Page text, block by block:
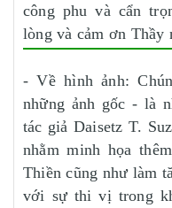
công phu và cẩn
lòng và cảm ơn Thầy
- Về hình ảnh:
những ảnh gốc - là
tác giả Daisetz T.
nhằm minh họa
Thiền cũng như làm
với sự thi vị trong